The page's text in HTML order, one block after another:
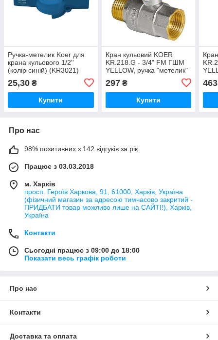
Ручка-метелик Koer для
крана кульового 1/2''
(колір синій) (KR3021)
25,30 ₴
Купити
Кран кульовий KOER
KR.218.G - 3/4" FM ГШМ
YELLOW, ручка "метелик"
297₴
Купити
463
Про нас
98% позитивних з 142 відгуків за рік
Працює з 03.03.2018
м. Харків
просп. Героїв Харкова, 91, 61000, Харків, Україна
(фізичний магазин за адресою тимчасово закритий -
ПРИДБАТИ товар можливо лише на САЙТІ!), Харків,
Україна
Контакти
Сьогодні працює з 09:00 до 18:00
Показати весь графік роботи
Про нас
Контакти
Доставка та оплата